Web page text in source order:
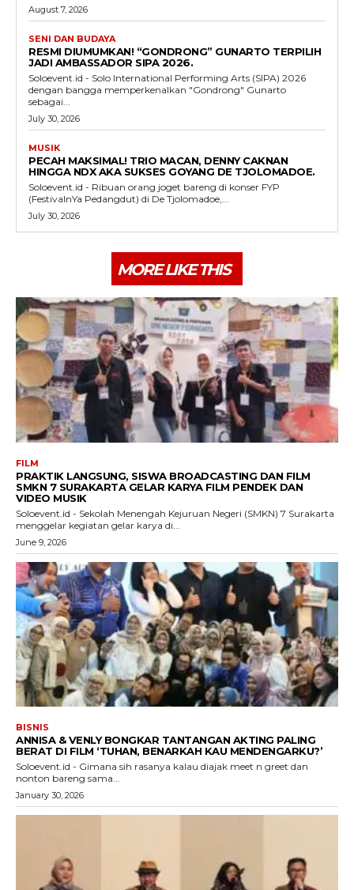
August 7, 2026
SENI DAN BUDAYA
RESMI DIUMUMKAN! “GONDRONG” GUNARTO TERPILIH
JADI AMBASSADOR SIPA 2026.
Soloevent.id - Solo International Performing Arts (SIPA) 2026
dengan bangga memperkenalkan "Gondrong" Gunarto
sebagai...
July 30, 2026
MUSIK
PECAH MAKSIMAL! TRIO MACAN, DENNY CAKNAN
HINGGA NDX AKA SUKSES GOYANG DE TJOLOMADOE.
Soloevent.id - Ribuan orang joget bareng di konser FYP
(FestivalnYa Pedangdut) di De Tjolomadoe,...
July 30, 2026
MORE LIKE THIS
FILM
PRAKTIK LANGSUNG, SISWA BROADCASTING DAN FILM
SMKN 7 SURAKARTA GELAR KARYA FILM PENDEK DAN
VIDEO MUSIK
Soloevent.id - Sekolah Menengah Kejuruan Negeri (SMKN) 7 Surakarta
menggelar kegiatan gelar karya di...
June 9, 2026
BISNIS
ANNISA & VENLY BONGKAR TANTANGAN AKTING PALING
BERAT DI FILM ‘TUHAN, BENARKAH KAU MENDENGARKU?’
Soloevent.id - Gimana sih rasanya kalau diajak meet n greet dan
nonton bareng sama...
January 30, 2026